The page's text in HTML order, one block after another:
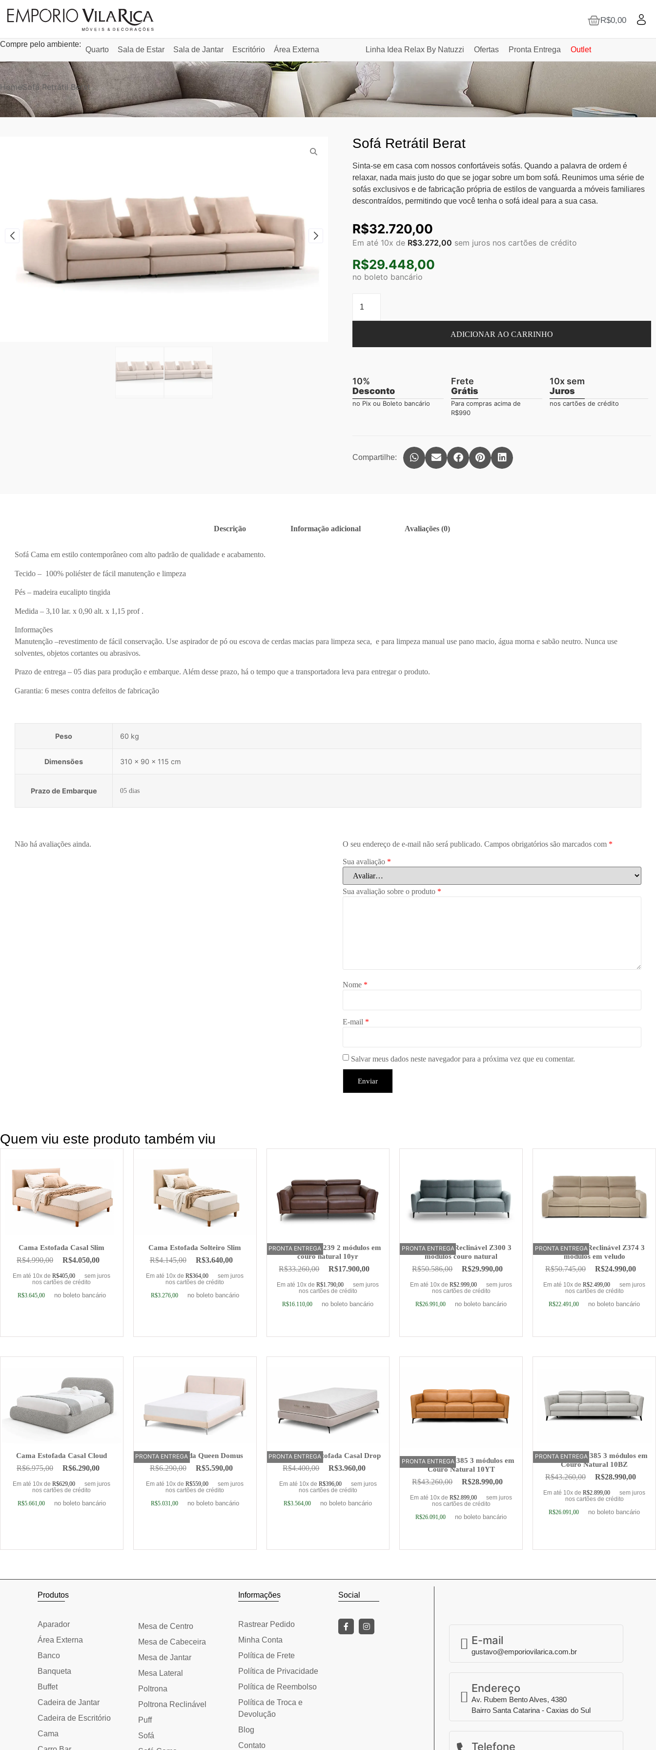
R$0,00
Compre pelo ambiente:
Quarto Sala de Estar Sala de Jantar Escritório Área Externa Linha Idea Relax By Natuzzi Ofertas Pronta Entrega Outlet
HomeSofá Retrátil Berat
Sofá Retrátil Berat
Sinta-se em casa com nossos confortáveis sofás. Quando a palavra de ordem é
relaxar, nada mais justo do que se jogar sobre um bom sofá. Reunimos uma série de
sofás exclusivos e de fabricação própria de estilos de vanguarda a móveis familiares
descontraídos, permitindo que você tenha o sofá ideal para a sua casa.
R$32.720,00
Em até 10x de R$3.272,00 sem juros nos cartões de crédito
R$29.448,00
no boleto bancário
ADICIONAR AO CARRINHO
10%
Desconto
no Pix ou Boleto bancário
Frete
Grátis
Para compras acima de
R$990
10x sem
Juros
nos cartões de crédito
Compartilhe:
Descrição Informação adicional Avaliações (0)
Sofá Cama em estilo contemporâneo com alto padrão de qualidade e acabamento.
Tecido – 100% poliéster de fácil manutenção e limpeza
Pés – madeira eucalipto tingida
Medida – 3,10 lar. x 0,90 alt. x 1,15 prof .
Informações
Manutenção –revestimento de fácil conservação. Use aspirador de pó ou escova de cerdas macias para limpeza seca, e para limpeza manual use pano macio, água morna e sabão neutro. Nunca use
solventes, objetos cortantes ou abrasivos.
Prazo de entrega – 05 dias para produção e embarque. Além desse prazo, há o tempo que a transportadora leva para entregar o produto.
Garantia: 6 meses contra defeitos de fabricação
Peso 60 kg
Dimensões 310 × 90 × 115 cm
Prazo de Embarque 05 dias
Não há avaliações ainda. O seu endereço de e-mail não será publicado. Campos obrigatórios são marcados com *
Sua avaliação *
Sua avaliação sobre o produto *
Nome *
E-mail *
Salvar meus dados neste navegador para a próxima vez que eu comentar.
Quem viu este produto também viu
Cama Estofada Casal Slim
R$4.990,00 R$4.050,00
Em até 10x deR$405,00
sem juros
nos cartões de crédito
R$3.645,00 no boleto bancário
Cama Estofada Solteiro Slim
R$4.145,00 R$3.640,00
Em até 10x deR$364,00
sem juros
nos cartões de crédito
R$3.276,00 no boleto bancário
OFERTA
PRONTA ENTREGA
Sofá Elétrico U239 2 módulos em
couro natural 10yr
R$33.260,00 R$17.900,00
Em até 10x deR$1.790,00
sem juros
nos cartões de crédito
R$16.110,00 no boleto bancário
OFERTA
PRONTA ENTREGA
Sofá Elétrico Reclinável Z300 3
módulos couro natural
R$50.586,00 R$29.990,00
Em até 10x deR$2.999,00
sem juros
nos cartões de crédito
R$26.991,00 no boleto bancário
OFERTA
PRONTA ENTREGA
Sofá Elétrico Reclinável Z374 3
módulos em veludo
R$50.745,00 R$24.990,00
Em até 10x deR$2.499,00
sem juros
nos cartões de crédito
R$22.491,00 no boleto bancário
Cama Estofada Casal Cloud
R$6.975,00 R$6.290,00
Em até 10x deR$629,00
sem juros
nos cartões de crédito
R$5.661,00 no boleto bancário
OFERTA
PRONTA ENTREGA
Cama Estofada Queen Domus
R$6.290,00 R$5.590,00
Em até 10x deR$559,00
sem juros
nos cartões de crédito
R$5.031,00 no boleto bancário
PRONTA ENTREGA
Base Cama Estofada Casal Drop
R$4.400,00 R$3.960,00
Em até 10x de R$396,00
sem juros
nos cartões de crédito
R$3.564,00 no boleto bancário
OFERTA
PRONTA ENTREGA
Sofá Elétrico Z385 3 módulos em
Couro Natural 10YT
R$43.260,00 R$28.990,00
Em até 10x deR$2.899,00
sem juros
nos cartões de crédito
R$26.091,00 no boleto bancário
OFERTA
PRONTA ENTREGA
Sofá Elétrico Z385 3 módulos em
Couro Natural 10BZ
R$43.260,00 R$28.990,00
Em até 10x deR$2.899,00
sem juros
nos cartões de crédito
R$26.091,00 no boleto bancário
Produtos
Aparador
Área Externa
Banco
Banqueta
Buffet
Cadeira de Jantar
Cadeira de Escritório
Cama
Mesa de Centro
Mesa de Cabeceira
Mesa de Jantar
Mesa Lateral
Poltrona
Poltrona Reclinável
Puff
Sofá
Informações
Rastrear Pedido
Minha Conta
Política de Frete
Política de Privacidade
Política de Reembolso
Política de Troca e
Devolução
Blog
Contato
Social
E-mail
gustavo@emporiovilarica.com.br
Endereço
Av. Rubem Bento Alves, 4380
Bairro Santa Catarina - Caxias do Sul
Telefone